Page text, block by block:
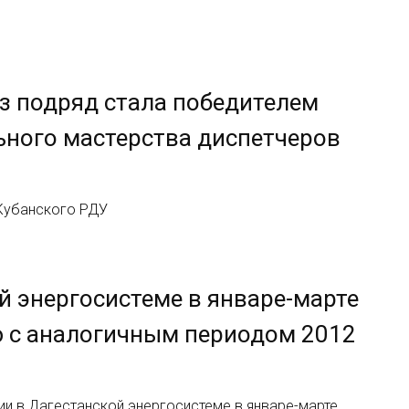
подряд стала победителем
мастерства диспетчеров
РДУ
энергосистеме в январе-марте
с аналогичным периодом 2012
в Дагестанской энергосистеме в январе-марте